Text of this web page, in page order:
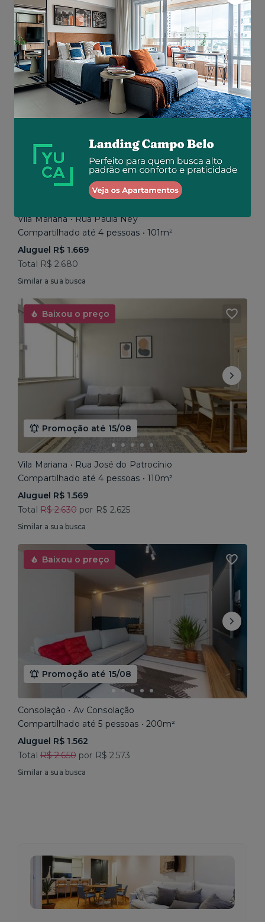
Aluguel R$ 1.777
Total R$ 2.843
Similar a sua busca
Em breve
Vila Mariana • Rua Paula Ney
Compartilhado até 4 pessoas • 101m²
Aluguel R$ 1.669
Total R$ 2.680
Similar a sua busca
Baixou o preço
Promoção até 15/08
Vila Mariana • Rua José do Patrocínio
Compartilhado até 4 pessoas • 110m²
Aluguel R$ 1.569
Total R$ 2.630por R$ 2.625
Similar a sua busca
Baixou o preço
Promoção até 15/08
Consolação • Av Consolação
Compartilhado até 5 pessoas • 200m²
Aluguel R$ 1.562
Total R$ 2.650por R$ 2.573
Similar a sua busca